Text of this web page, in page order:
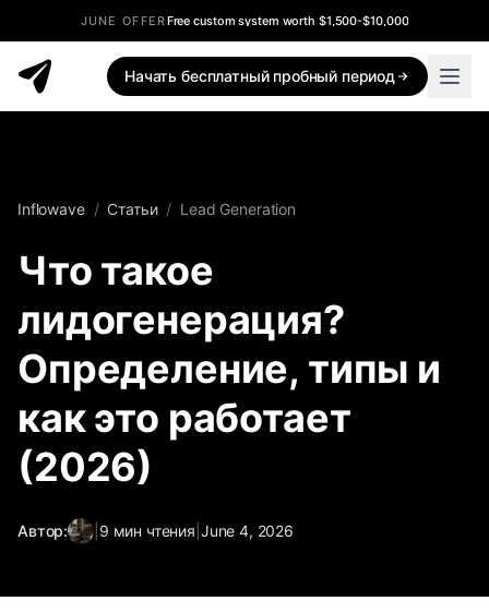
JUNE OFFERFree custom system worth $1,500-$10,000
Начать бесплатный пробный период
Inflowave / Статьи / Lead Generation
Что такое
лидогенерация?
Определение, типы и
как это работает
(2026)
Автор: 9 мин чтения June 4, 2026